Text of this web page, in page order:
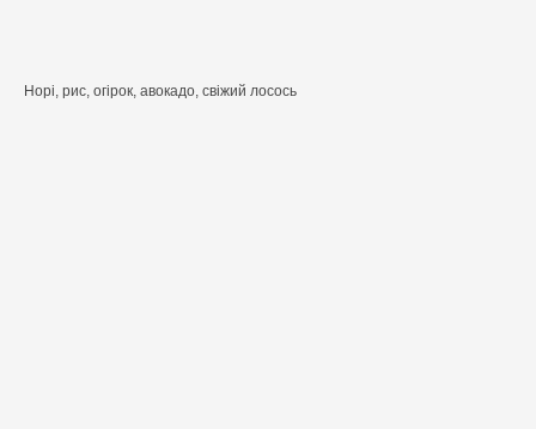
Норі, рис, огірок, авокадо, свіжий лосось